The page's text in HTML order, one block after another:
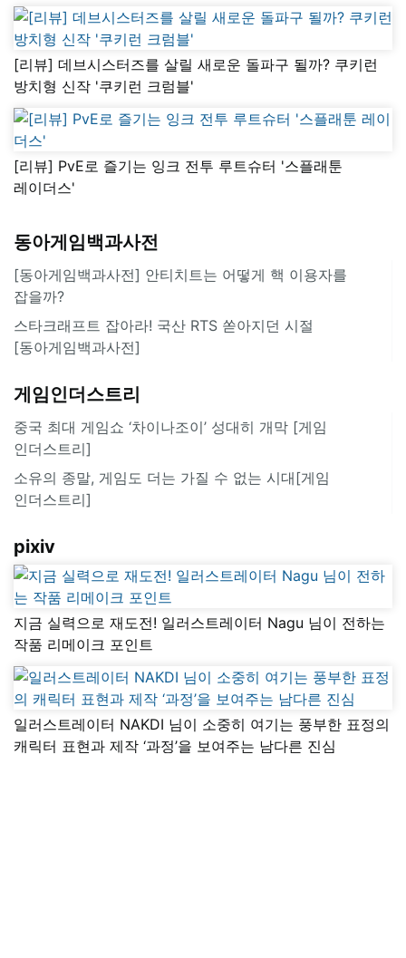
[리뷰] 데브시스터즈를 살릴 새로운 돌파구 될까? 쿠키런
방치형 신작 '쿠키런 크럼블'
[리뷰] PvE로 즐기는 잉크 전투 루트슈터 '스플래툰
레이더스'
동아게임백과사전
[동아게임백과사전] 안티치트는 어떻게 핵 이용자를
잡을까?
스타크래프트 잡아라! 국산 RTS 쏟아지던 시절
[동아게임백과사전]
게임인더스트리
중국 최대 게임쇼 ‘차이나조이’ 성대히 개막 [게임
인더스트리]
소유의 종말, 게임도 더는 가질 수 없는 시대[게임
인더스트리]
pixiv
지금 실력으로 재도전! 일러스트레이터 Nagu 님이 전하는
작품 리메이크 포인트
일러스트레이터 NAKDI 님이 소중히 여기는 풍부한 표정의
캐릭터 표현과 제작 ‘과정’을 보여주는 남다른 진심